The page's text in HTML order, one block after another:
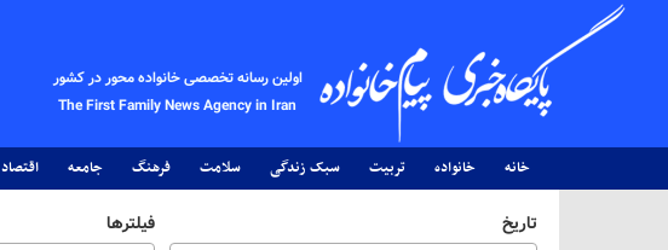
اولین رسانه تخصصی خانواده محور در کشور
The First Family News Agency in Iran
خانه خانواده تربیت سبک زندگی سلامت فرهنگ جامعه اقتصاد
تاریخ
فیلترها